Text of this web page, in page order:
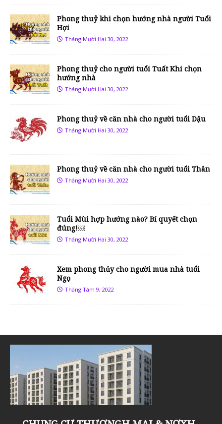
Phong thuỷ khi chọn hướng nhà người Tuổi
Hợi
Tháng Mười Hai 30, 2022
Phong thuỷ cho người tuổi Tuất Khi chọn
hướng nhà
Tháng Mười Hai 30, 2022
Phong thuỷ về căn nhà cho người tuổi Dậu
Tháng Mười Hai 30, 2022
Phong thuỷ về căn nhà cho người tuổi Thân
Tháng Mười Hai 30, 2022
Tuổi Mùi hợp hướng nào? Bí quyết chọn
đúng!￼
Tháng Mười Hai 30, 2022
Xem phong thủy cho người mua nhà tuổi
Ngọ
Tháng Tám 9, 2022